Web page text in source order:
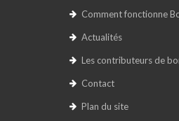
Comment fonctionne
Actualités
Les contributeurs de
Contact
Plan du site